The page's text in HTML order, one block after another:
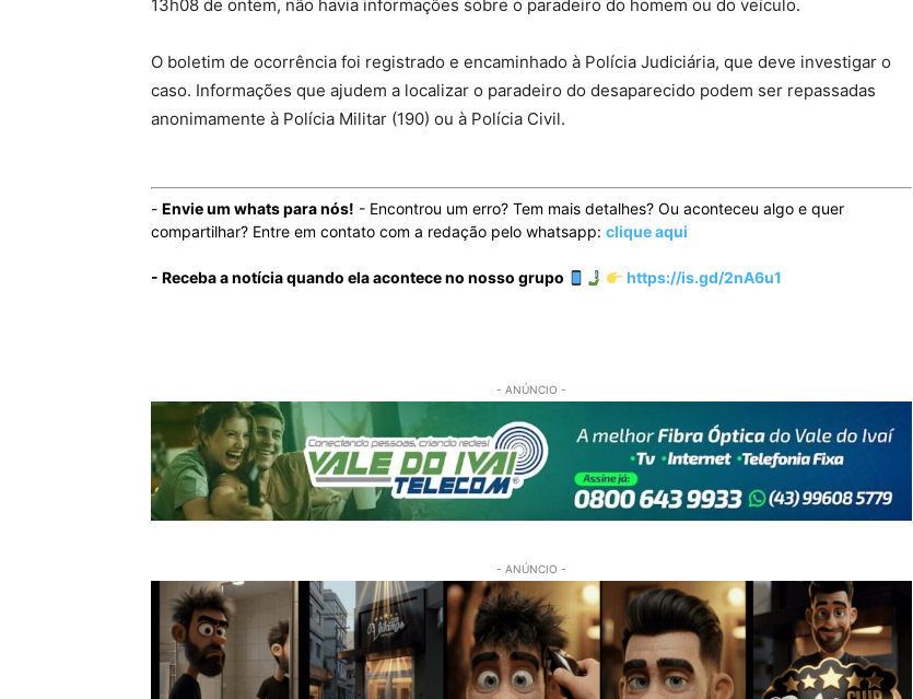
13h08 de ontem, não havia informações sobre o paradeiro do homem ou do veículo.
O boletim de ocorrência foi registrado e encaminhado à Polícia Judiciária, que deve investigar o
caso. Informações que ajudem a localizar o paradeiro do desaparecido podem ser repassadas
anonimamente à Polícia Militar (190) ou à Polícia Civil.
- Envie um whats para nós! - Encontrou um erro? Tem mais detalhes? Ou aconteceu algo e quer
compartilhar? Entre em contato com a redação pelo whatsapp: clique aqui
- Receba a notícia quando ela acontece no nosso grupo https://is.gd/2nA6u1
- ANÚNCIO -
- ANÚNCIO -